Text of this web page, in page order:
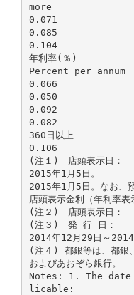
more
0.071
0.085
0.104
年利率(％)
Percent per annum
0.066
0.050
0.092
0.082
360日以上
0.106
(注１) 店頭表示日：
2015年1月5日。
2015年1月5日。なお、
店頭表示金利（年利率表
(注２) 店頭表示日：
(注３) 発 行 日：
2014年12月29日～2014
(注４) 都銀等は、都銀
およびあおぞら銀行。
Notes: 1. The
licable: